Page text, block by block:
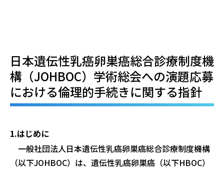
日本遺伝性乳癌卵巣癌総合診療制度機
構（JOHBOC）学術総会への演題応募
における倫理的手続きに関する指針
1.はじめに
一般社団法人日本遺伝性乳癌卵巣癌総合診療制度機構
（以下JOHBOC）は、遺伝性乳癌卵巣癌（以下HBOC）